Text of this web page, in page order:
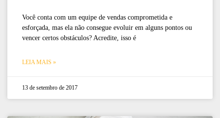
Você conta com um equipe de vendas comprometida e
esforçada, mas ela não consegue evoluir em alguns pontos ou
vencer certos obstáculos? Acredite, isso é
LEIA MAIS »
13 de setembro de 2017